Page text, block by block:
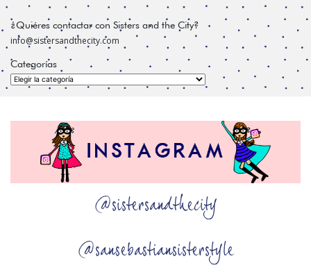
¿Quiéres contactar con Sisters and the City?
info@sistersandthecity.com
Categorías
Categorías
@sistersandthecity
@sansebastiansisterstyle